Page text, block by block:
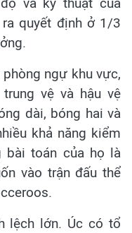
và kỹ thuật của
ra quyết định ở 1/3
ngự khu vực,
vệ và hậu vệ
dài, bóng hai và
khả năng kiểm
bài toán của họ là
vào trận đấu thể
lệch lớn. Úc có tổ